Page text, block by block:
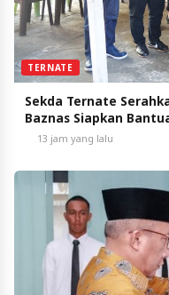
TERNATE
Sekda Ternate
Baznas Siapkan
13 jam yang lalu